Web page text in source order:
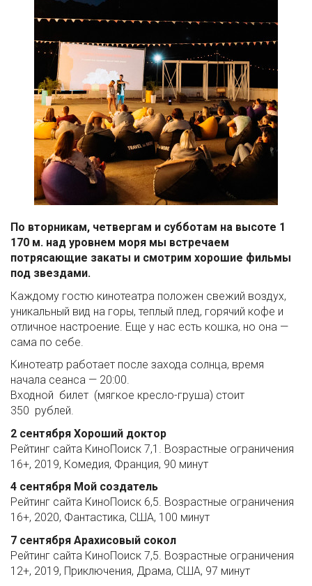
По вторникам, четвергам и субботам на высоте 1
170 м. над уровнем моря мы встречаем
потрясающие закаты и смотрим хорошие фильмы
под звездами.
Каждому гостю кинотеатра положен свежий воздух,
уникальный вид на горы, теплый плед, горячий кофе и
отличное настроение. Еще у нас есть кошка, но она —
сама по себе.
Кинотеатр работает после захода солнца, время
начала сеанса — 20:00.
Входной билет (мягкое кресло-груша) стоит
350 рублей.
2 сентября Хороший доктор
Рейтинг сайта КиноПоиск 7,1. Возрастные ограничения
16+, 2019, Комедия, Франция, 90 минут
4 сентября Мой создатель
Рейтинг сайта КиноПоиск 6,5. Возрастные ограничения
16+, 2020, Фантастика, США, 100 минут
7 сентября Арахисовый сокол
Рейтинг сайта КиноПоиск 7,5. Возрастные ограничения
12+, 2019, Приключения, Драма, США, 97 минут